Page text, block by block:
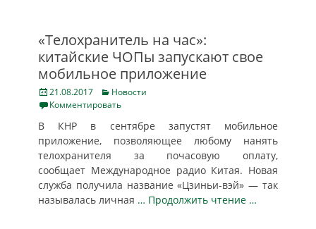
«Телохранитель на час»:
китайские ЧОПы запускают свое
мобильное приложение
Posted
on
21.08.2017 Categories
Новости
Комментировать
В КНР в сентябре запустят мобильное
приложение, позволяющее любому нанять
телохранителя за почасовую оплату,
сообщает Международное радио Китая. Новая
служба получила название «Цзиньи-вэй» — так
называлась личная … Продолжить чтение …